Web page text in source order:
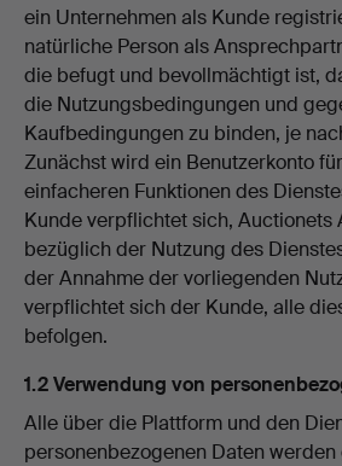
ein Unternehmen als Kunde
natürliche Person als
die befugt und bevollmächtigt ist,
die Nutzungsbedingungen und
Kaufbedingungen zu binden, je
Zunächst wird ein Benutzerkonto
einfacheren Funktionen des
Kunde verpflichtet sich, Auctionets
bezüglich der Nutzung des
der Annahme der vorliegenden
verpflichtet sich der Kunde, alle
befolgen.
1.2 Verwendung von
Alle über die Plattform und den
personenbezogenen Daten